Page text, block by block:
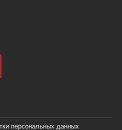
персональных данных